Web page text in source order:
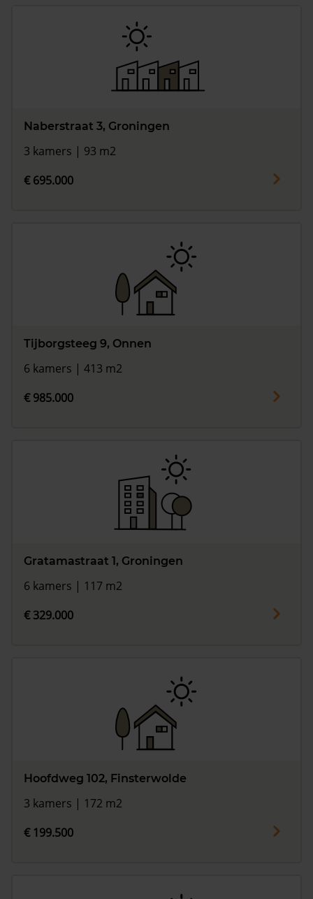
Naberstraat 3, Groningen
3 kamers | 93 m2
€ 695.000
Tijborgsteeg 9, Onnen
6 kamers | 413 m2
€ 985.000
Gratamastraat 1, Groningen
6 kamers | 117 m2
€ 329.000
Hoofdweg 102, Finsterwolde
3 kamers | 172 m2
€ 199.500